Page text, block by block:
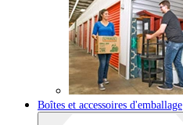
Boîtes et accessoires d'emballage